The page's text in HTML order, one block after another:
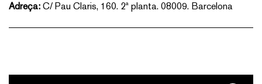
Adreça: C/ Pau Claris, 160. 2ª planta. 08009. Barcelona